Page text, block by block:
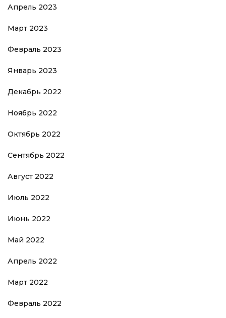
Апрель 2023
Март 2023
Февраль 2023
Январь 2023
Декабрь 2022
Ноябрь 2022
Октябрь 2022
Сентябрь 2022
Август 2022
Июль 2022
Июнь 2022
Май 2022
Апрель 2022
Март 2022
Февраль 2022